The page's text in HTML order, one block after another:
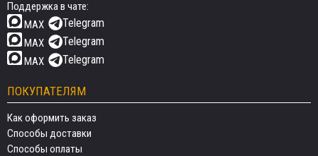
Поддержка в чате:
MAX
Telegram
MAX Telegram
MAX Telegram
ПОКУПАТЕЛЯМ
Как оформить заказ
Способы доставки
Способы оплаты